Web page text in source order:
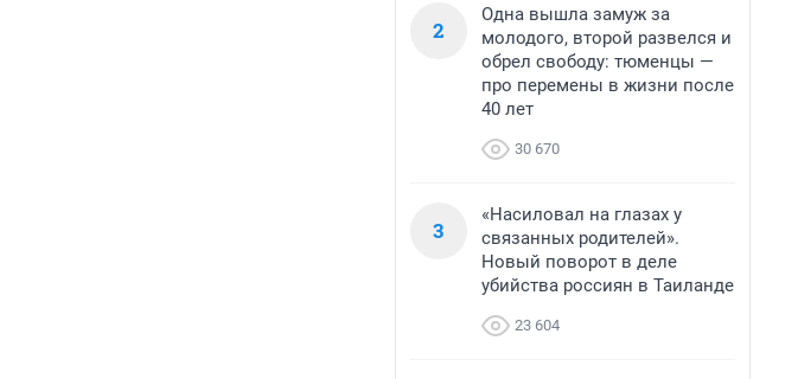
2
Одна вышла замуж за
молодого, второй развелся и
обрел свободу: тюменцы —
про перемены в жизни после
40 лет
30 670
3
«Насиловал на глазах у
связанных родителей».
Новый поворот в деле
убийства россиян в Таиланде
23 604